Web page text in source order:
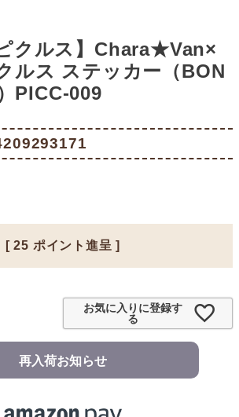
クルス】Chara★Van×
ルス ステッカー（BON
PICC-009
[ 25 ポイント進呈 ]
お気に入りに登録す
る
再入荷お知らせ